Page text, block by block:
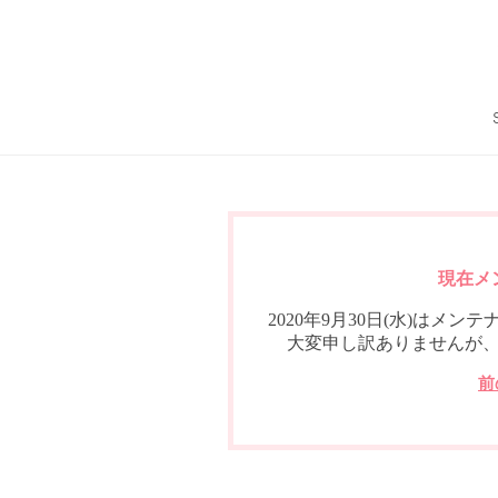
現在メ
2020年9月30日(水)はメンテ
大変申し訳ありませんが
前